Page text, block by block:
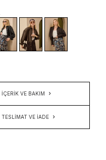
İÇERIK VE BAKIM
TESLIMAT VE İADE